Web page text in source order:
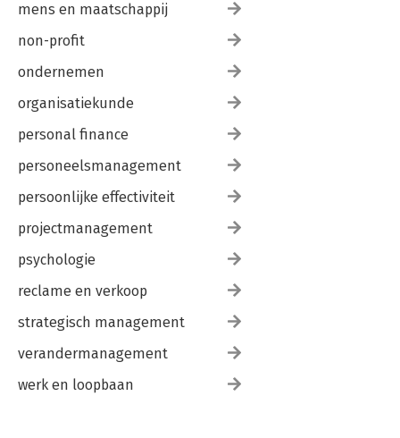
mens en maatschappij
non-profit
ondernemen
organisatiekunde
personal finance
personeelsmanagement
persoonlijke effectiviteit
projectmanagement
psychologie
reclame en verkoop
strategisch management
verandermanagement
werk en loopbaan